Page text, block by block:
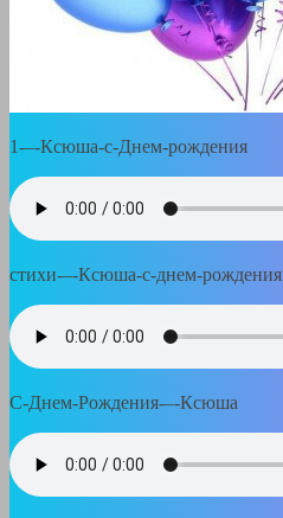
1-–-Ксюша-с-Днем-рождения
стихи-–-Ксюша-с-днем-рождения
С-Днем-Рождения-–-Ксюша